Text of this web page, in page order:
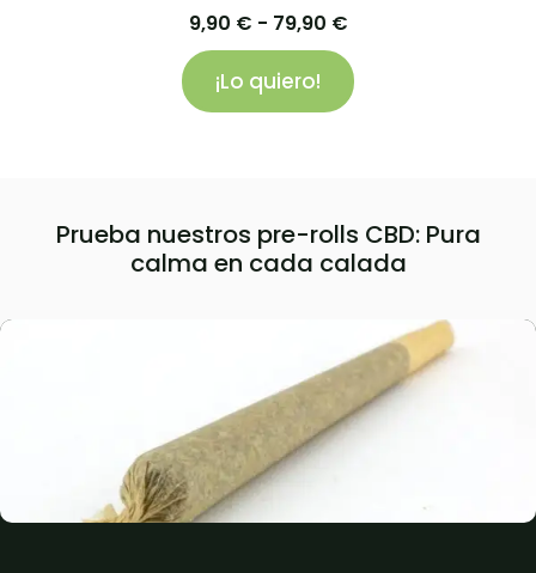
9,90 € - 79,90 €
¡Lo quiero!
Prueba nuestros pre-rolls CBD: Pura
calma en cada calada